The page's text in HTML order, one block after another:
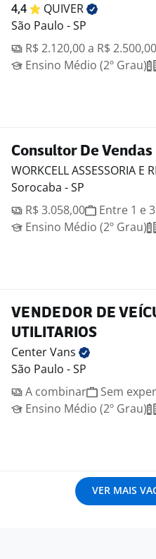
4,4
QUIVER
São Paulo - SP
R$ 2.120,00 a R$ 2.500,00
Ensino Médio (2º Grau)
Consultor De Vendas
WORKCELL ASSESSORIA E
Sorocaba - SP
R$ 3.058,00
Entre 1 e
Ensino Médio (2º Grau)
VENDEDOR DE
UTILITARIOS
CenterVans
São Paulo - SP
A combinar
Sem
Ensino Médio (2º Grau)
VER MAIS